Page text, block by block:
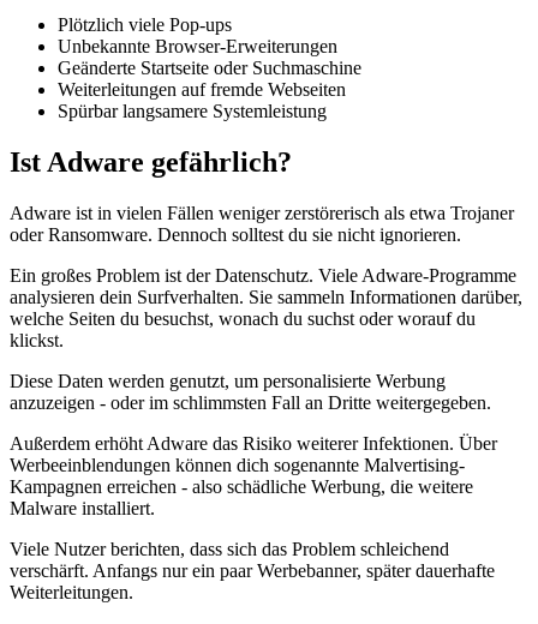
Plötzlich viele Pop-ups
Unbekannte Browser-Erweiterungen
Geänderte Startseite oder Suchmaschine
Weiterleitungen auf fremde Webseiten
Spürbar langsamere Systemleistung
Ist Adware gefährlich?
Adware ist in vielen Fällen weniger zerstörerisch als etwa Trojaner
oder Ransomware. Dennoch solltest du sie nicht ignorieren.
Ein großes Problem ist der Datenschutz. Viele Adware-Programme
analysieren dein Surfverhalten. Sie sammeln Informationen darüber,
welche Seiten du besuchst, wonach du suchst oder worauf du
klickst.
Diese Daten werden genutzt, um personalisierte Werbung
anzuzeigen - oder im schlimmsten Fall an Dritte weitergegeben.
Außerdem erhöht Adware das Risiko weiterer Infektionen. Über
Werbeeinblendungen können dich sogenannte Malvertising-
Kampagnen erreichen - also schädliche Werbung, die weitere
Malware installiert.
Viele Nutzer berichten, dass sich das Problem schleichend
verschärft. Anfangs nur ein paar Werbebanner, später dauerhafte
Weiterleitungen.